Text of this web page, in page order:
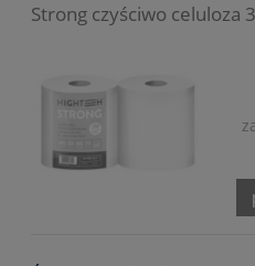
Strong czyściwo celuloza